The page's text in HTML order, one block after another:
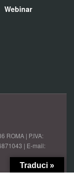
Webinar
ROMA | P.IVA:
| E-mail:
Traduci »